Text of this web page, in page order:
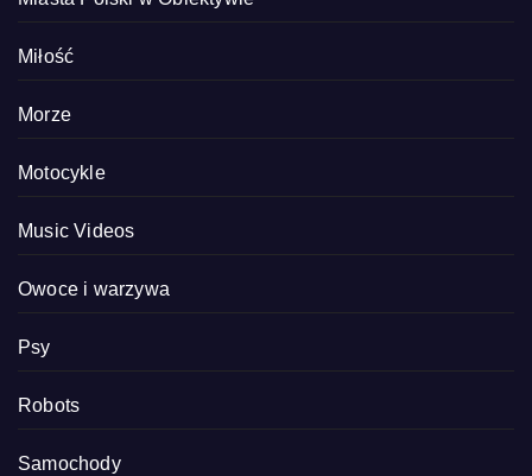
Miłość
Morze
Motocykle
Music Videos
Owoce i warzywa
Psy
Robots
Samochody